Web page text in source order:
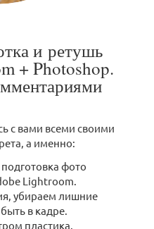
и ретушь
+ Photoshop.
с вами всеми своими
а именно:
фото
Lightroom.
убираем лишние
в кадре.
пластика.